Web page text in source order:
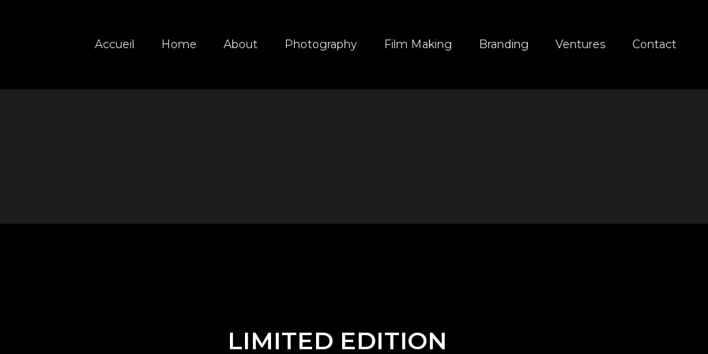
Accueil Home About Photography Film Making Branding Ventures Contact
LIMITED EDITION